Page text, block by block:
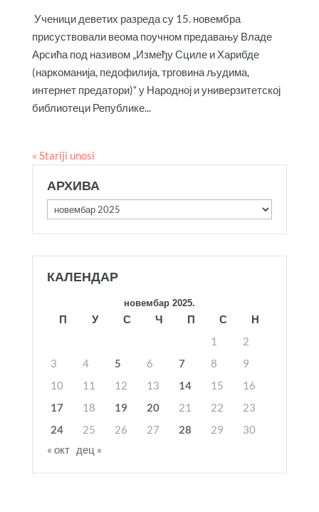
Ученици деветих разреда су 15. новембра
присуствовали веома поучном предавању Владе
Арсића под називом „Између Сциле и Харибде
(наркоманија, педофилија, трговина људима,
интернет предатори)“ у Народној и универзитетској
библиотеци Републике...
« Stariji unosi
АРХИВА
Архива
КАЛЕНДАР
новембар 2025.
П У С Ч П С
Н
1
2
3
4 5 6 7 8
9
10
11 12 13 14 15
16
17
18 19 20 21 22
23
24
25 26 27 28 29
30
« окт дец »